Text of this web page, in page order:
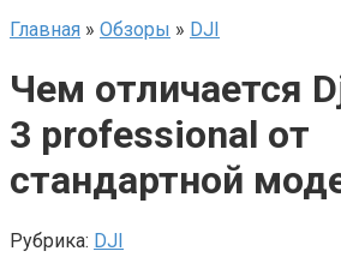
Главная » Обзоры » DJI
Чем отличается
3 professional от
стандартной
Рубрика: DJI